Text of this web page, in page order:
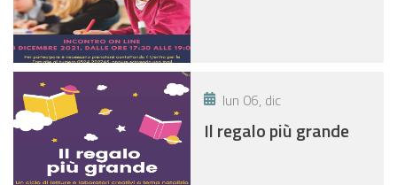
lun 06, dic
Il regalo più grande